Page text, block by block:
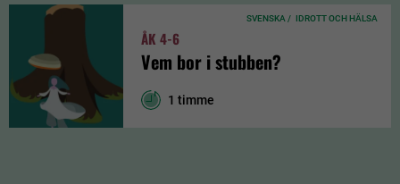
SVENSKA / IDROTT OCH HÄLSA
ÅK 4-6
Vem bor i stubben?
1 timme